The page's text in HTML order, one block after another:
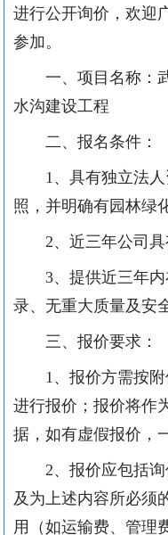
进行公开询价，欢迎
参加。
一、项目名称：武
水沟建设工程
二、报名条件：
1、具有独立法人
照，并明确有园林绿
2、近三年公司具
3、提供近三年内
录、无重大质量及安
三、报价要求：
1、报价方需按附
进行报价；报价将作
据，如有虚假报价，
2、报价应包括询
及为上述内容所必须
用（如运输费、管理